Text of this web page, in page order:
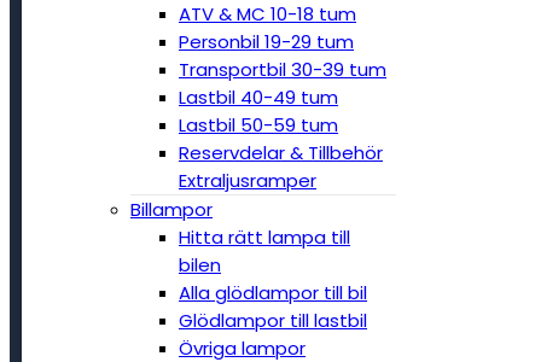
ATV & MC 10-18 tum
Personbil 19-29 tum
Transportbil 30-39 tum
Lastbil 40-49 tum
Lastbil 50-59 tum
Reservdelar & Tillbehör
Extraljusramper
Billampor
Hitta rätt lampa till
bilen
Alla glödlampor till bil
Glödlampor till lastbil
Övriga lampor